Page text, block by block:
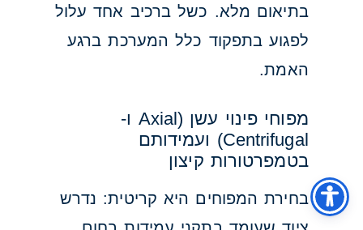
בתיאום מלא. כשל ברכיב אחד עלול
לפגוע בתפקוד כלל המערכת ברגע
האמת.
מפוחי פינוי עשן (Axial ו-
Centrifugal) ועמידותם
בטמפרטורות קיצון
בחירת המפוחים היא קריטית: נדרש